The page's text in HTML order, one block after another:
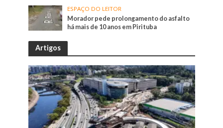
ESPAÇO DO LEITOR
Morador pede prolongamento do asfalto
há mais de 10 anos em Pirituba
Artigos